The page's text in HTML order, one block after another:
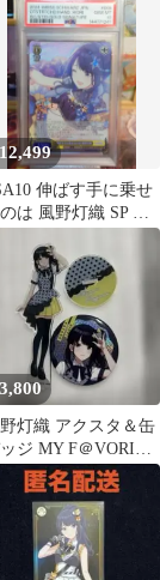
12,499
伸ばす手に乗せ
は 風野灯織 SP ヴ
スシュヴァルツ
3,800
灯織 アクスタ＆缶
ジ MY F＠VORITE